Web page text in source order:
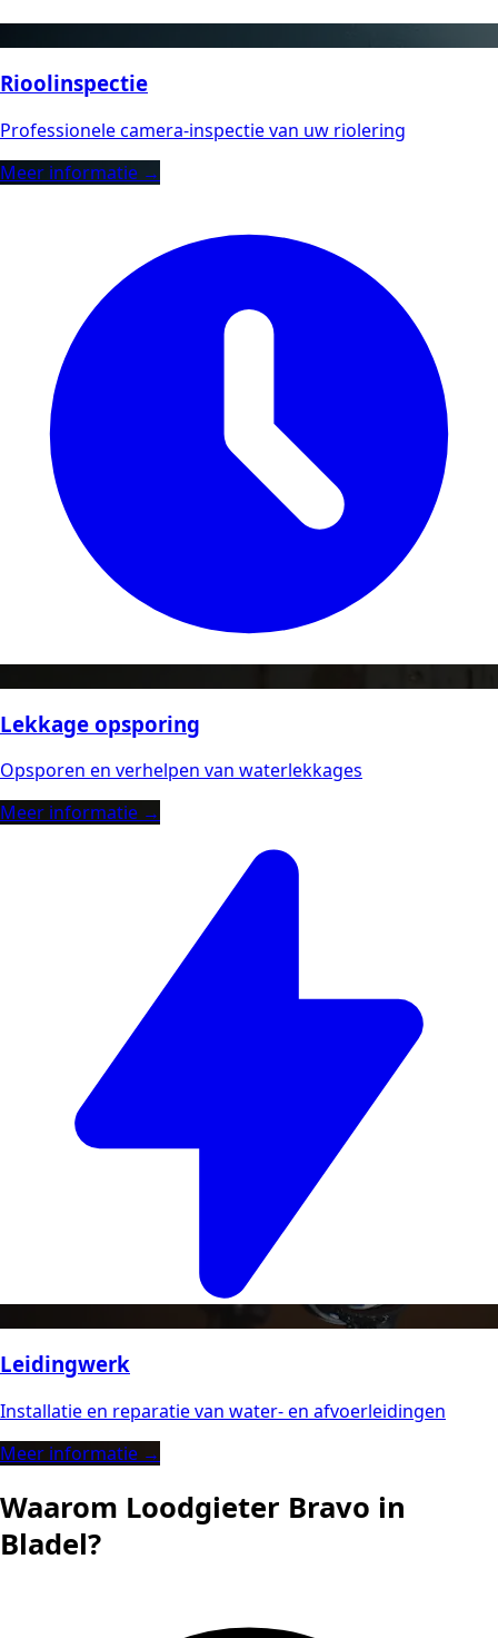
Rioolinspectie
Professionele camera-inspectie van uw riolering
Meer informatie →
Lekkage opsporing
Opsporen en verhelpen van waterlekkages
Meer informatie →
Leidingwerk
Installatie en reparatie van water- en afvoerleidingen
Meer informatie →
Waarom Loodgieter Bravo in
Bladel?